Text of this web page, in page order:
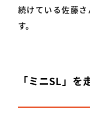
続けている佐藤
す。
「ミニSL」を